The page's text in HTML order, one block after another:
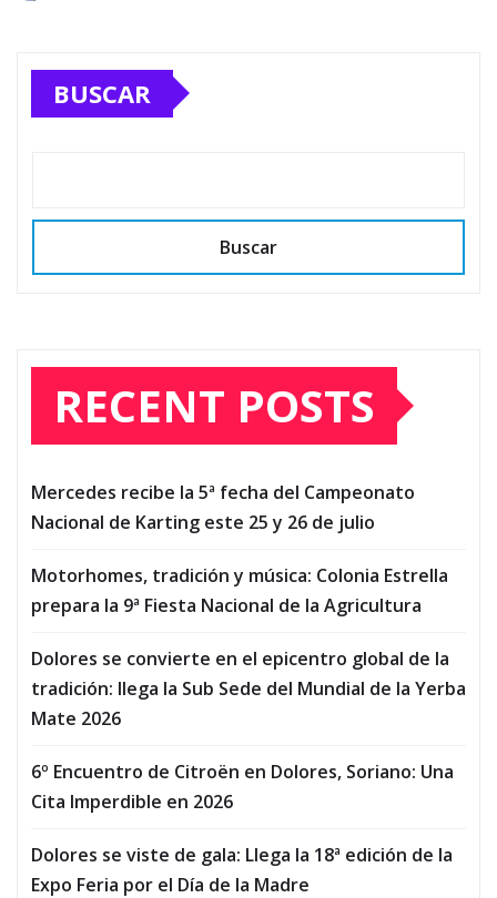
BUSCAR
Buscar
RECENT POSTS
Mercedes recibe la 5ª fecha del Campeonato
Nacional de Karting este 25 y 26 de julio
Motorhomes, tradición y música: Colonia Estrella
prepara la 9ª Fiesta Nacional de la Agricultura
Dolores se convierte en el epicentro global de la
tradición: llega la Sub Sede del Mundial de la Yerba
Mate 2026
6º Encuentro de Citroën en Dolores, Soriano: Una
Cita Imperdible en 2026
Dolores se viste de gala: Llega la 18ª edición de la
Expo Feria por el Día de la Madre